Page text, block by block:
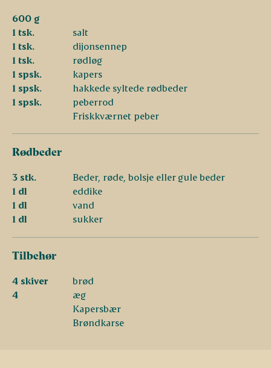
600 g
1 tsk.
salt
1 tsk.
dijonsennep
1 tsk.
rødløg
1 spsk.
kapers
1 spsk.
hakkede syltede rødbeder
1 spsk.
peberrod
Friskkværnet peber
Rødbeder
3 stk.
Beder, røde, bolsje eller gule beder
1 dl
eddike
1 dl
vand
1 dl
sukker
Tilbehør
4 skiver
brød
4
æg
Kapersbær
Brøndkarse